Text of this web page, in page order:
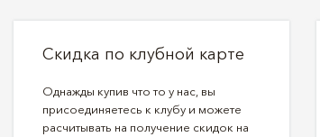
Скидка по клубной карте
Однажды купив что то у нас, вы
присоединяетесь к клубу и можете
расчитывать на получение скидок на